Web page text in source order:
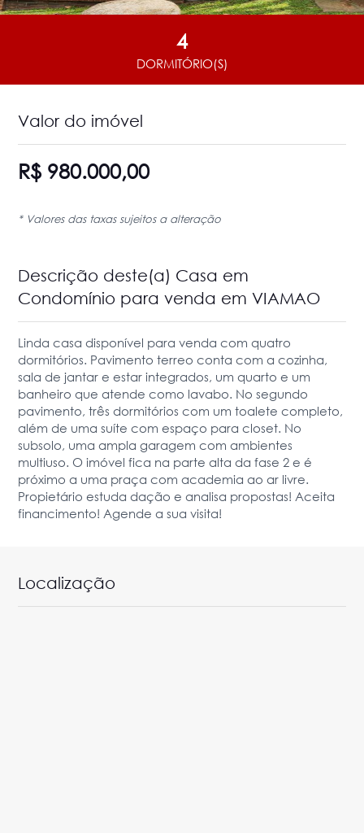
4
DORMITÓRIO(S)
Valor do imóvel
R$ 980.000,00
* Valores das taxas sujeitos a alteração
Descrição deste(a) Casa em
Condomínio para venda em VIAMAO
Linda casa disponível para venda com quatro
dormitórios. Pavimento terreo conta com a cozinha,
sala de jantar e estar integrados, um quarto e um
banheiro que atende como lavabo. No segundo
pavimento, três dormitórios com um toalete completo,
além de uma suíte com espaço para closet. No
subsolo, uma ampla garagem com ambientes
multiuso. O imóvel fica na parte alta da fase 2 e é
próximo a uma praça com academia ao ar livre.
Propietário estuda dação e analisa propostas! Aceita
financimento! Agende a sua visita!
Localização